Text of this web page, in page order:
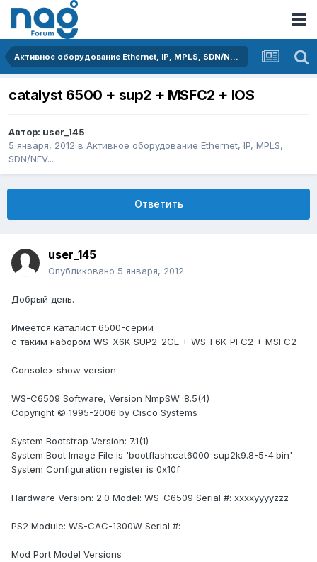
Активное оборудование Ethernet, IP, MPLS, SDN/NFV...
catalyst 6500 + sup2 + MSFC2 + IOS
Автор: user_145
5 января, 2012 в Активное оборудование Ethernet, IP, MPLS,
SDN/NFV...
Ответить
user_145
Опубликовано 5 января, 2012
Добрый день.
Имеется каталист 6500-серии
с таким набором WS-X6K-SUP2-2GE + WS-F6K-PFC2 + MSFC2
Console> show version
WS-C6509 Software, Version NmpSW: 8.5(4)
Copyright © 1995-2006 by Cisco Systems
System Bootstrap Version: 7.1(1)
System Boot Image File is 'bootflash:cat6000-sup2k9.8-5-4.bin'
System Configuration register is 0x10f
Hardware Version: 2.0 Model: WS-C6509 Serial #: xxxxyyyyzzz
PS2 Module: WS-CAC-1300W Serial #:
Mod Port Model Versions